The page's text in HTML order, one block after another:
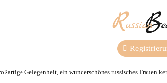
Gelegenheit, ein wunderschönes russisches Frauen